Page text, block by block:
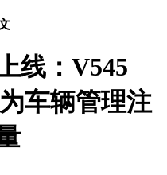
线：V545
车辆管理注